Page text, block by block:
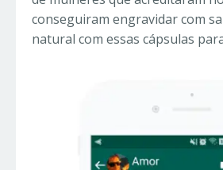
conseguiram engravidar com
natural com essas cápsulas